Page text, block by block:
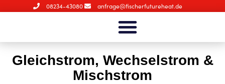
08234-43080 anfrage@fischerfutureheat.de
Gleichstrom, Wechselstrom &
Mischstrom